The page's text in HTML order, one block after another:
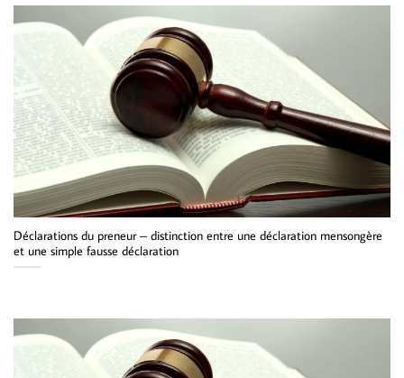
Déclarations du preneur – distinction entre une déclaration mensongère
et une simple fausse déclaration